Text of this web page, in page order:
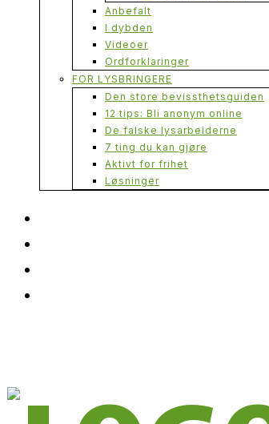
Anbefalt
I dybden
Videoer
Ordforklaringer
FOR LYSBRINGERE
Den store bevissthetsguiden
12 tips: Bli anonym online
De falske lysarbeiderne
7 ting du kan gjøre
Aktivt for frihet
Løsninger